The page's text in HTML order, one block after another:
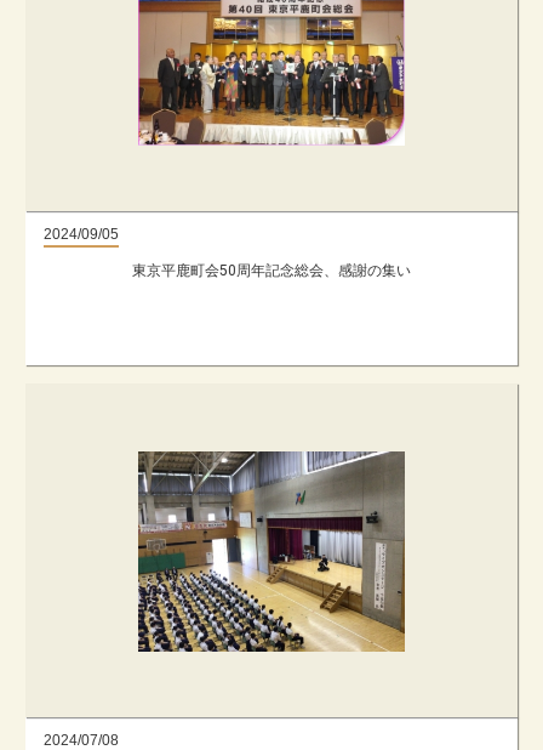
2024/09/05
東京平鹿町会50周年記念総会、感謝の集い
2024/07/08